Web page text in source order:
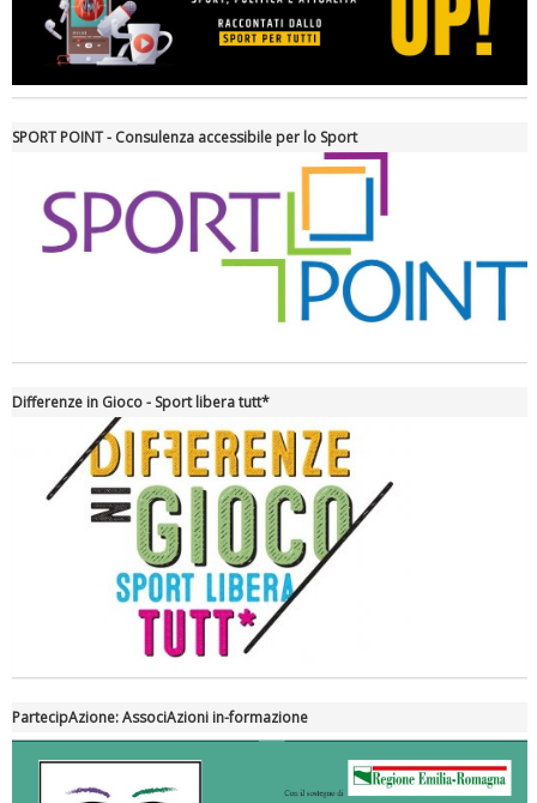
La formazione Uisp rallenta ma prosegue anche in estate
Tiziano Pesce nel Cda di Fondazione Terzjus: prima riunione a
SPORT POINT - Consulenza accessibile per lo Sport
Differenze in Gioco - Sport libera tutt*
PartecipAzione: AssociAzioni in-formazione